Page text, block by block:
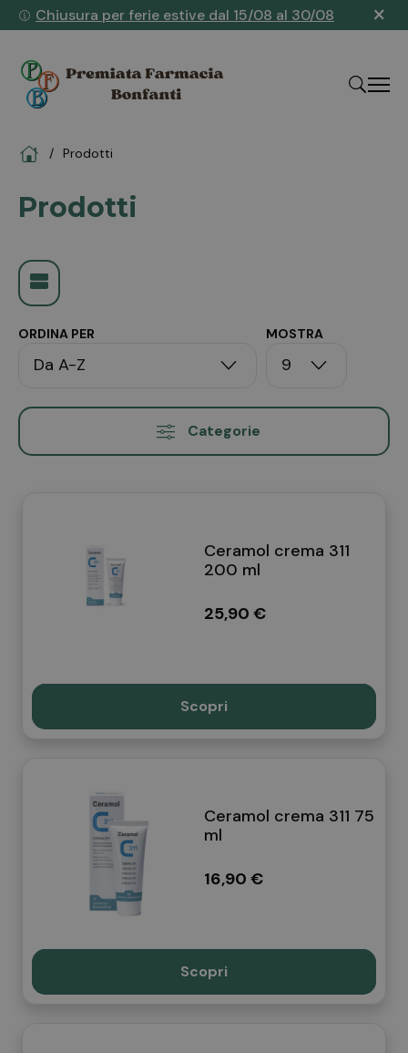
Chiusura per ferie estive dal 15/08 al 30/08 ×
HomeProdotti
Prodotti
ORDINA PER MOSTRA
Categorie
Ceramol crema 311
200 ml
25,90 €
Scopri
Ceramol crema 311 75
ml
16,90 €
Scopri